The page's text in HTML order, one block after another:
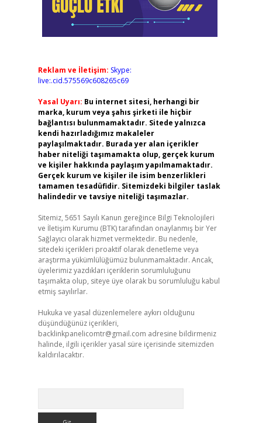
Reklam ve İletişim: Skype:
live:.cid.575569c608265c69
Yasal Uyarı: Bu internet sitesi, herhangi bir
marka, kurum veya şahıs şirketi ile hiçbir
bağlantısı bulunmamaktadır. Sitede yalnızca
kendi hazırladığımız makaleler
paylaşılmaktadır. Burada yer alan içerikler
haber niteliği taşımamakta olup, gerçek kurum
ve kişiler hakkında paylaşım yapılmamaktadır.
Gerçek kurum ve kişiler ile isim benzerlikleri
tamamen tesadüfidir. Sitemizdeki bilgiler taslak
halindedir ve tavsiye niteliği taşımazlar.
Sitemiz, 5651 Sayılı Kanun gereğince Bilgi Teknolojileri
ve İletişim Kurumu (BTK) tarafından onaylanmış bir Yer
Sağlayıcı olarak hizmet vermektedir. Bu nedenle,
sitedeki içerikleri proaktif olarak denetleme veya
araştırma yükümlülüğümüz bulunmamaktadır. Ancak,
üyelerimiz yazdıkları içeriklerin sorumluluğunu
taşımakta olup, siteye üye olarak bu sorumluluğu kabul
etmiş sayılırlar.
Hukuka ve yasal düzenlemelere aykırı olduğunu
düşündüğünüz içerikleri,
backlinkpanelicomtr@gmail.com adresine bildirmeniz
halinde, ilgili içerikler yasal süre içerisinde sitemizden
kaldırılacaktır.